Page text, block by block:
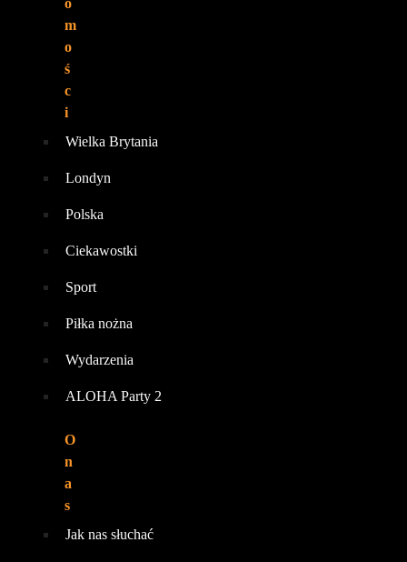
o
m
o
ś
c
i
Wielka Brytania
Londyn
Polska
Ciekawostki
Sport
Piłka nożna
Wydarzenia
ALOHA Party 2
O
n
a
s
Jak nas słuchać